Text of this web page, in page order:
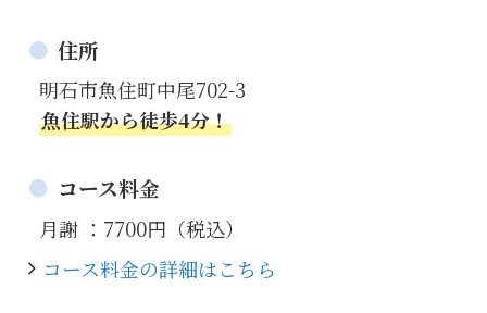
住所
明石市魚住町中尾702-3
魚住駅から徒歩4分！
コース料金
月謝 ：7700円（税込）
コース料金の詳細はこちら